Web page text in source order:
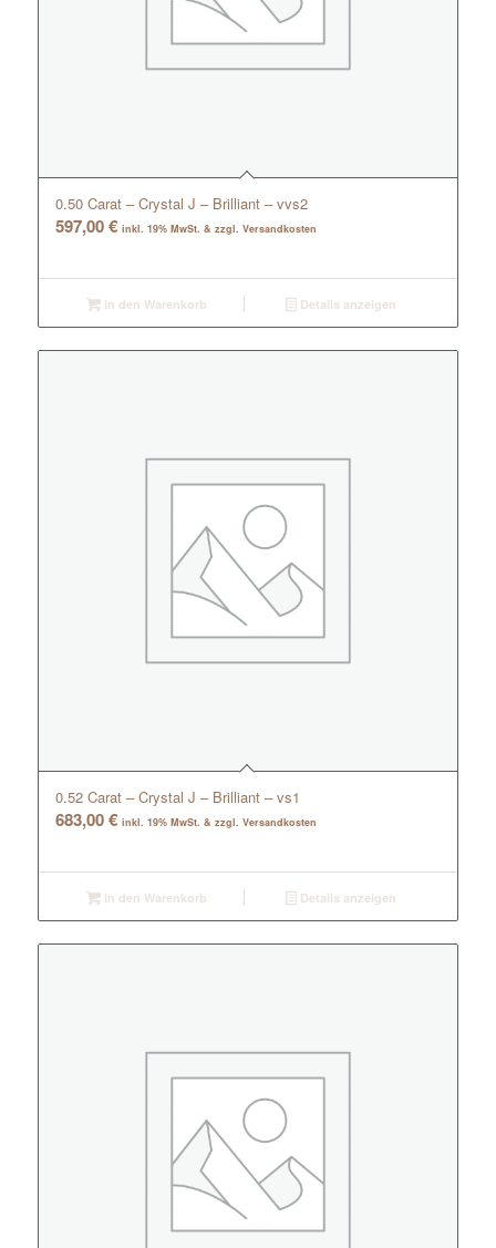
0.50 Carat – Crystal J – Brilliant – vvs2
597,00€ inkl. 19% MwSt. & zzgl. Versandkosten
In den Warenkorb Details anzeigen
0.52 Carat – Crystal J – Brilliant – vs1
683,00€ inkl. 19% MwSt. & zzgl. Versandkosten
In den Warenkorb Details anzeigen